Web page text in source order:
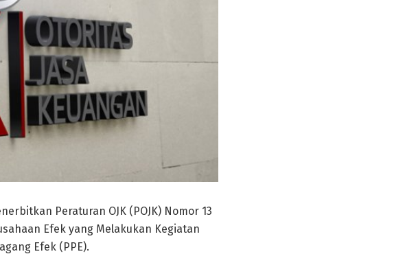
Peraturan OJK (POJK) Nomor 13
Efek yang Melakukan Kegiatan
Efek (PPE).